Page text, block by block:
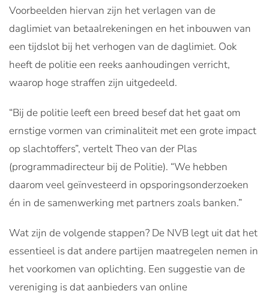
Voorbeelden hiervan zijn het verlagen van de
daglimiet van betaalrekeningen en het inbouwen van
een tijdslot bij het verhogen van de daglimiet. Ook
heeft de politie een reeks aanhoudingen verricht,
waarop hoge straffen zijn uitgedeeld.
“Bij de politie leeft een breed besef dat het gaat om
ernstige vormen van criminaliteit met een grote impact
op slachtoffers”, vertelt Theo van der Plas
(programmadirecteur bij de Politie). “We hebben
daarom veel geïnvesteerd in opsporingsonderzoeken
én in de samenwerking met partners zoals banken.”
Wat zijn de volgende stappen? De NVB legt uit dat het
essentieel is dat andere partijen maatregelen nemen in
het voorkomen van oplichting. Een suggestie van de
vereniging is dat aanbieders van online